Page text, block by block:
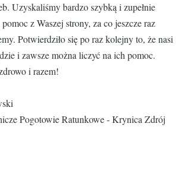
Uzyskaliśmy bardzo szybką i zupełnie
z Waszej strony, za co jeszcze raz
Potwierdziło się po raz kolejny to, że nasi
i zawsze można liczyć na ich pomoc.
i razem!
Pogotowie Ratunkowe - Krynica Zdrój